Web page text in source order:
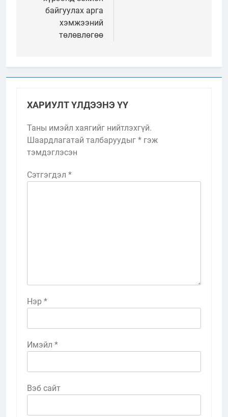
байгуулах арга
хэмжээний
төлөвлөгөө
ХАРИУЛТ ҮЛДЭЭНЭ ҮҮ
Таны имэйл хаягийг нийтлэхгүй.
Шаардлагатай талбаруудыг * гэж
тэмдэглэсэн
Сэтгэгдэл *
Нэр *
Имэйл *
Вэб сайт